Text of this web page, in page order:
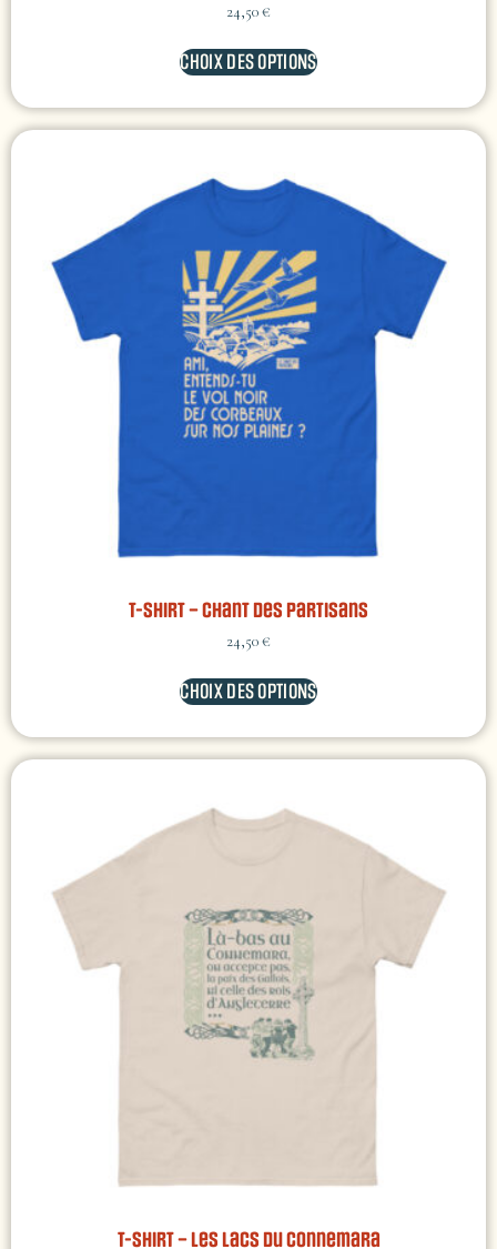
24,50€
CHOIX DES OPTIONS
T-shirt – Chant des Partisans
24,50€
CHOIX DES OPTIONS
T-shirt – Les lacs du Connemara